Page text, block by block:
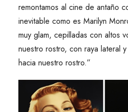
remontamos al cine de antaño
inevitable como es Marilyn
muy glam, cepilladas con altos
nuestro rostro, con raya lateral
hacia nuestro rostro.”